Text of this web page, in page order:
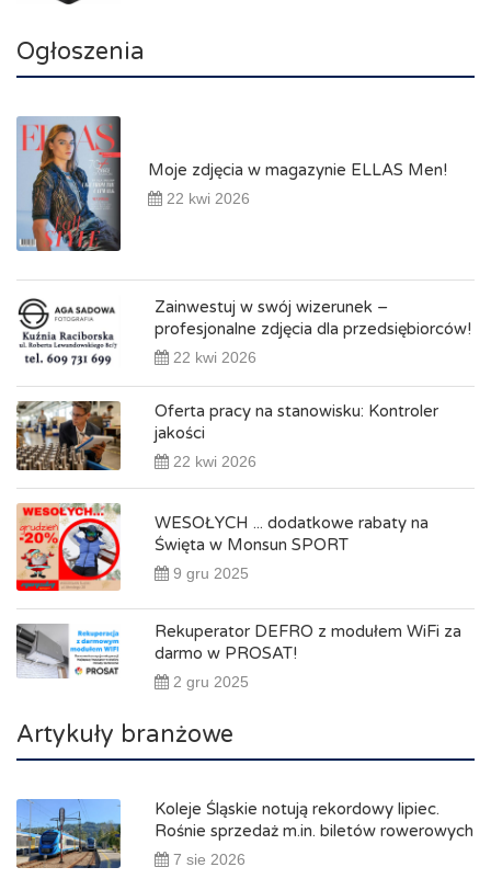
Ogłoszenia
Moje zdjęcia w magazynie ELLAS Men!
22 kwi 2026
Zainwestuj w swój wizerunek –
profesjonalne zdjęcia dla przedsiębiorców!
22 kwi 2026
Oferta pracy na stanowisku: Kontroler
jakości
22 kwi 2026
WESOŁYCH ... dodatkowe rabaty na
Święta w Monsun SPORT
9 gru 2025
Rekuperator DEFRO z modułem WiFi za
darmo w PROSAT!
2 gru 2025
Artykuły branżowe
Koleje Śląskie notują rekordowy lipiec.
Rośnie sprzedaż m.in. biletów rowerowych
7 sie 2026